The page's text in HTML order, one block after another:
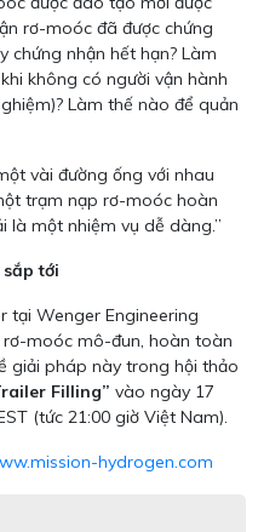
rơ-moóc đã được chứng
chứng nhận hết hạn? Làm
không có người vận hành
Làm thế nào để quản
vài đường ống với nhau
trạm nạp rơ-moóc hoàn
là một nhiệm vụ dễ dàng.”
tới
tại Wenger Engineering
moóc mô-đun, hoàn toàn
giải pháp này trong hội thảo
Filling” vào ngày 17
(tức 21:00 giờ Việt Nam).
hydrogen.com